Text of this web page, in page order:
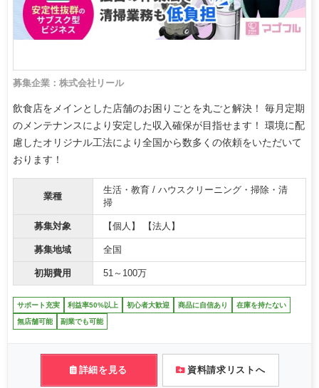
募集企業：株式会社リール
飲食店をメインとした店舗のお困りごとを丸ごと解決！ 毎月定期
のメンテナンスにより安定した収入確保が目指せます！ 環境に配
慮したオリジナル工法により全国から数多くの依頼をいただいて
おります！
業種
生活・教育 / ハウスクリーニング・掃除・清
掃
募集対象 【個人】 【法人】
募集地域 全国
初期費用 51～100万
サポート充実 利益率50%以上 初心者大歓迎 商品に自信あり 在庫を持たない
無店舗可能 副業でも可能
詳細を見る 資料請求リストへ